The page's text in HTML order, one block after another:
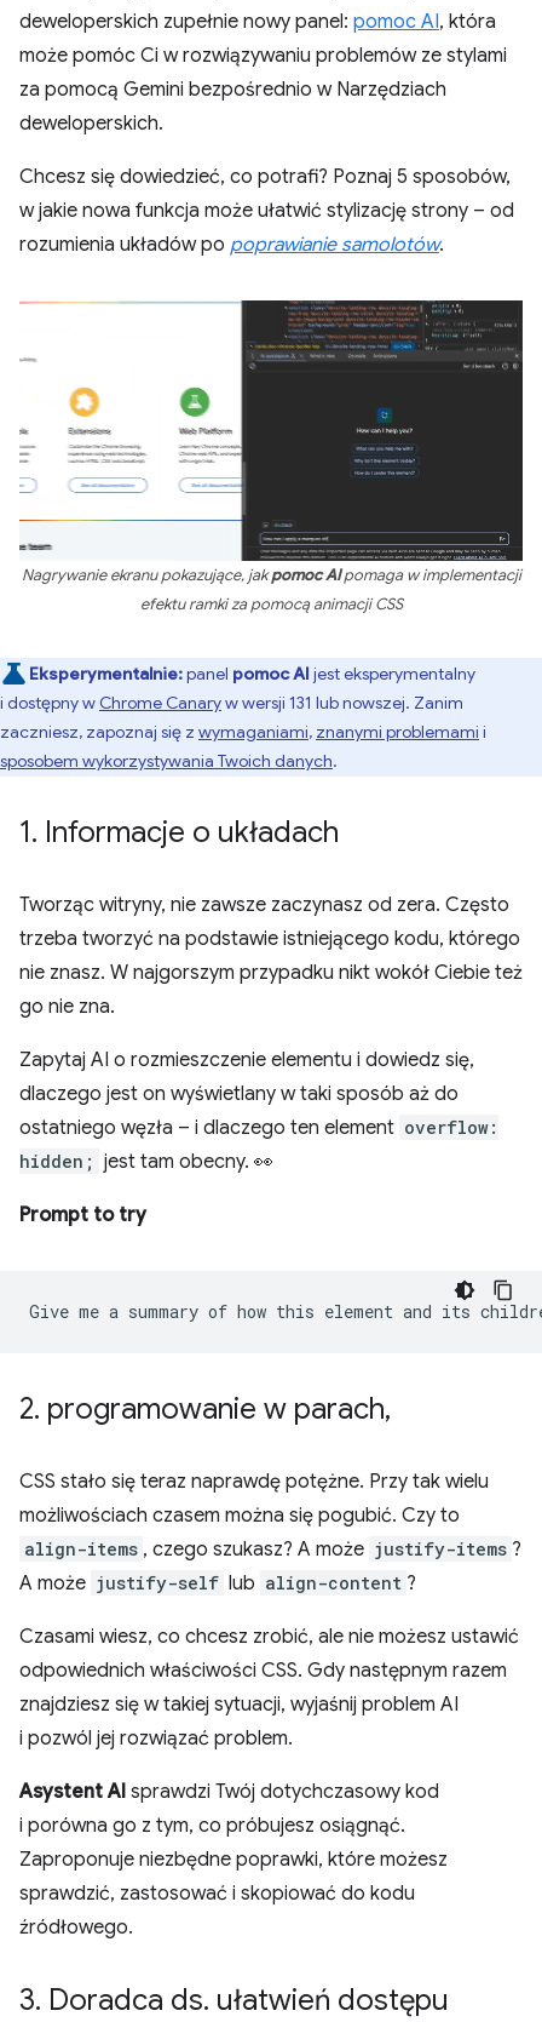
deweloperskich zupełnie nowy panel: pomoc AI, która
może pomóc Ci w rozwiązywaniu problemów ze stylami
za pomocą Gemini bezpośrednio w Narzędziach
deweloperskich.
Chcesz się dowiedzieć, co potrafi? Poznaj 5 sposobów,
w jakie nowa funkcja może ułatwić stylizację strony – od
rozumienia układów po poprawianie samolotów.
Nagrywanie ekranu pokazujące, jakpomoc AIpomaga w implementacji
efektu ramki za pomocą animacji CSS
Eksperymentalnie:panel pomoc AI jest eksperymentalny
i dostępny w Chrome Canaryw wersji 131 lub nowszej. Zanim
zaczniesz, zapoznaj się z wymaganiami, znanymi problemami i
sposobem wykorzystywania Twoich danych.
1. Informacje o układach
Tworząc witryny, nie zawsze zaczynasz od zera. Często
trzeba tworzyć na podstawie istniejącego kodu, którego
nie znasz. W najgorszym przypadku nikt wokół Ciebie też
go nie zna.
Zapytaj AI o rozmieszczenie elementu i dowiedz się,
dlaczego jest on wyświetlany w taki sposób aż do
ostatniego węzła – i dlaczego ten element overflow:
hidden; jest tam obecny. 👀
Prompt to try
2. programowanie w parach,
CSS stało się teraz naprawdę potężne. Przy tak wielu
możliwościach czasem można się pogubić. Czy to
align-items , czego szukasz? A może justify-items ?
A może justify-self lub align-content ?
Czasami wiesz, co chcesz zrobić, ale nie możesz ustawić
odpowiednich właściwości CSS. Gdy następnym razem
znajdziesz się w takiej sytuacji, wyjaśnij problem AI
i pozwól jej rozwiązać problem.
Asystent AI sprawdzi Twój dotychczasowy kod
i porówna go z tym, co próbujesz osiągnąć.
Zaproponuje niezbędne poprawki, które możesz
sprawdzić, zastosować i skopiować do kodu
źródłowego.
3. Doradca ds. ułatwień dostępu